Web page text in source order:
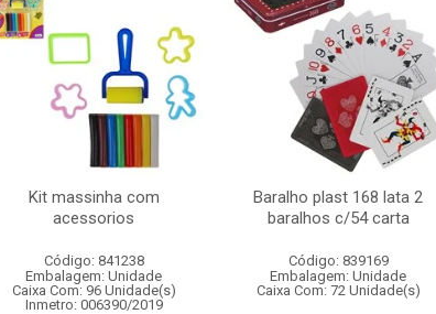
Kit massinha com
acessorios
Código: 841238
Embalagem: Unidade
Caixa Com: 96 Unidade(s)
Inmetro: 006390/2019
Baralho plast 168 lata 2
baralhos c/54 carta
Código: 839169
Embalagem: Unidade
Caixa Com: 72 Unidade(s)